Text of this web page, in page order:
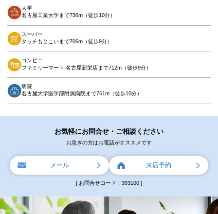
大学
名古屋工業大学まで736m（徒歩10分）
スーパー
タッチもとこいまで706m（徒歩9分）
コンビニ
ファミリーマート 名古屋新栄店まで712m（徒歩9分）
病院
名古屋大学医学部附属病院まで761m（徒歩10分）
お気軽にお問合せ・ご相談ください
お急ぎの方はお電話がオススメです
メール 来店予約
[ お問合せコード：393100 ]